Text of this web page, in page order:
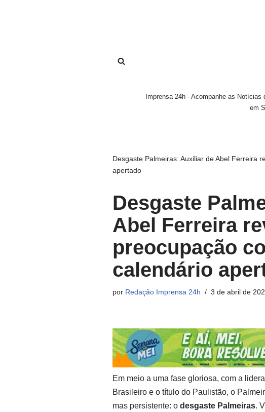
Imprensa 24h - Acompanhe as
em
Desgaste Palmeiras: Auxiliar de Abel Ferreira
apertado
Desgaste
Abel Ferreira
preocupação
calendário
por Redação Imprensa 24h 3 de abril de
Em meio a uma fase gloriosa, com a
Brasileiro e o título do Paulistão, o
mas persistente: o desgaste Palmeiras.